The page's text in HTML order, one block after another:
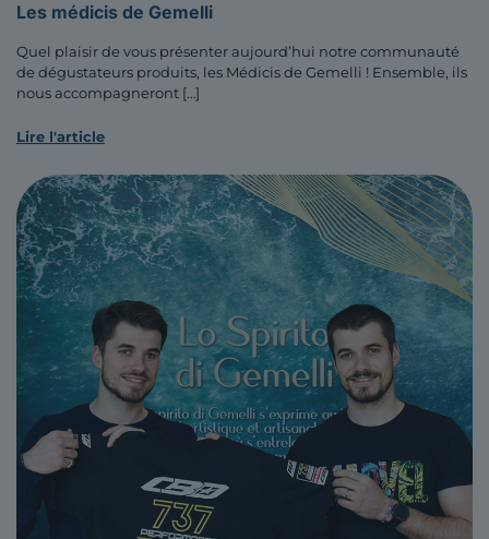
Les médicis de Gemelli
Quel plaisir de vous présenter aujourd’hui notre communauté
de dégustateurs produits, les Médicis de Gemelli ! Ensemble, ils
nous accompagneront […]
Lire l'article